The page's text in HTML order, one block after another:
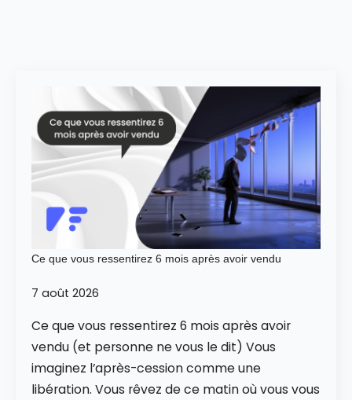
Ce que vous ressentirez 6 mois après avoir vendu
7 août 2026
Ce que vous ressentirez 6 mois après avoir
vendu (et personne ne vous le dit) Vous
imaginez l’après-cession comme une
libération. Vous rêvez de ce matin où vous vous